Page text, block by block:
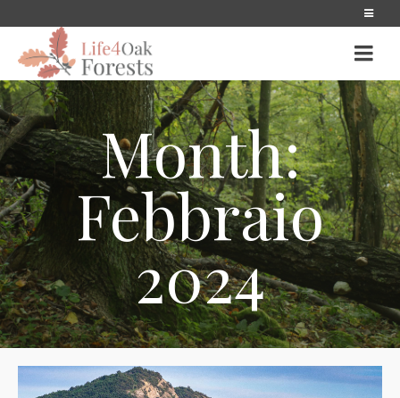
Month:
Febbraio
2024